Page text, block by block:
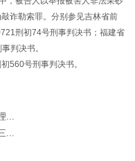
诈勒索罪。分别参见吉林省前
刑初74号刑事判决书；福建省
判决书。
560号刑事判决书。
...
...